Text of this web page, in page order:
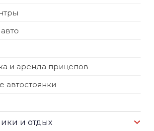
и аренда прицепов
автостоянки
и отдых